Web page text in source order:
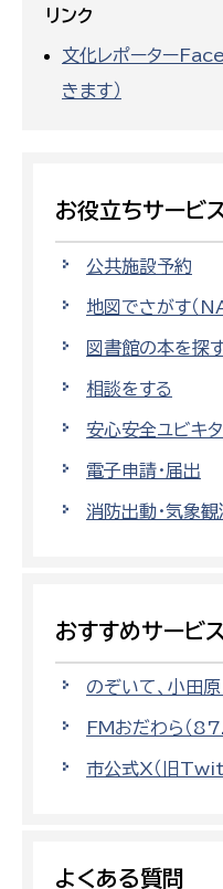
リンク
文化レポーター
きます）
お役立ちサービス
公共施設予約
地図でさがす（
図書館の本を探
相談をする
安心安全ユビキ
電子申請・届出
消防出動・気象観
おすすめサービス
のぞいて、小
FMおだわら（
市公式X（旧
よくある質問